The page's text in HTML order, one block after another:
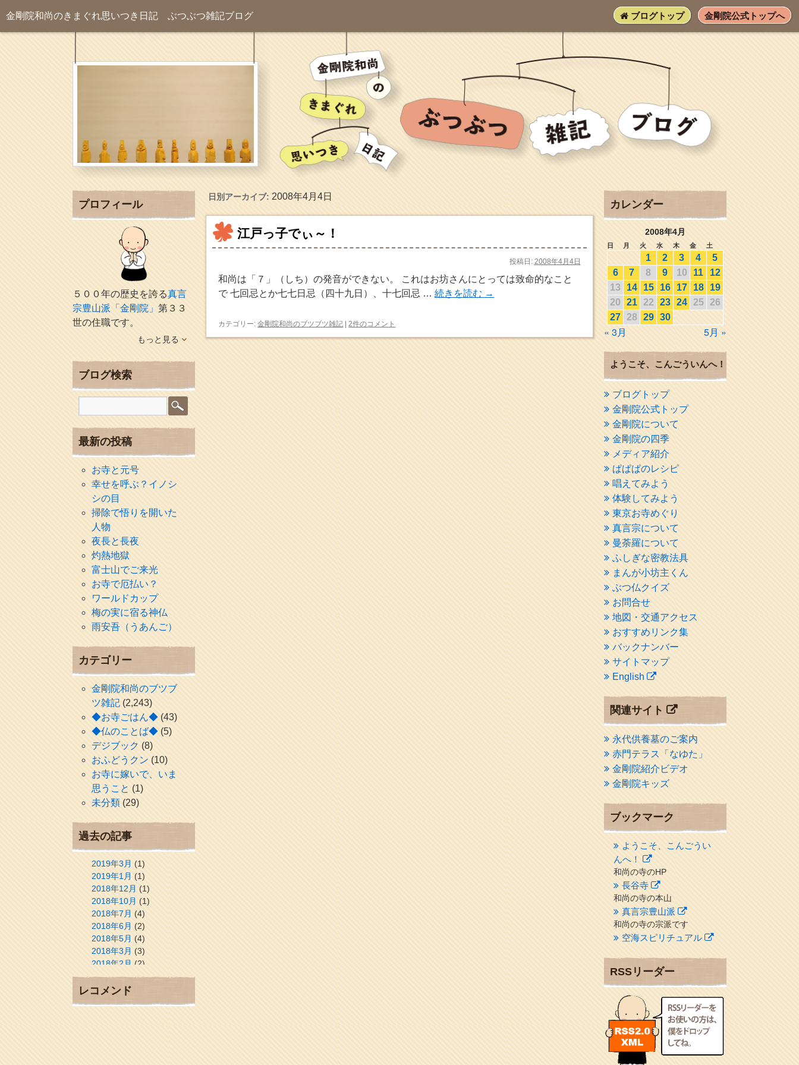
金剛院和尚のきまぐれ思いつき日記 ぶつぶつ雑記ブログ ブログトップ 金剛院公式トップへ
日別アーカイブ:2008年4月4日
江戸っ子でぃ～！
投稿日: 2008年4月4日
和尚は「７」（しち）の発音ができない。 これはお坊さんにとっては致命的なこと
で 七回忌とか七七日忌（四十九日）、十七回忌 …続きを読む →
カテゴリー: 金剛院和尚のブツブツ雑記 2件のコメント
プロフィール
５００年の歴史を誇る真言
宗豊山派「金剛院」第３３
世の住職です。
もっと見る
ブログ検索
最新の投稿
お寺と元号
幸せを呼ぶ？イノシ
シの目
掃除で悟りを開いた
人物
夜長と長夜
灼熱地獄
富士山でご来光
お寺で厄払い？
ワールドカップ
梅の実に宿る神仏
雨安吾（うあんご）
カテゴリー
金剛院和尚のブツブ
ツ雑記(2,243)
◆お寺ごはん◆(43)
◆仏のことば◆(5)
デジブック(8)
おふどうクン(10)
お寺に嫁いで、いま
思うこと(1)
未分類(29)
過去の記事
2019年3月(1)
2019年1月(1)
2018年12月(1)
2018年10月(1)
2018年7月(4)
2018年6月(2)
2018年5月(4)
2018年3月(3)
2018年2月(2)
2018年1月(2)
2017年12月
2017年10月(1)
2017年9月(4)
2017年8月(3)
2017年7月(1)
レコメンド
カレンダー
2008年4月
日 月 火 水 木 金 土
1 2 3 4
5
6
7 8 9 10 11
12
13
14 15 16 17 18
19
20
21 22 23 24 25
26
27
28 29 30
« 3月 5月 »
ようこそ、こんごういんへ！
ブログトップ
金剛院公式トップ
金剛院について
金剛院の四季
メディア紹介
ぱぱぱのレシピ
唱えてみよう
体験してみよう
東京お寺めぐり
真言宗について
曼荼羅について
ふしぎな密教法具
まんが小坊主くん
ぶつ仏クイズ
お問合せ
地図・交通アクセス
おすすめリンク集
バックナンバー
サイトマップ
English
関連サイト
永代供養墓のご案内
赤門テラス「なゆた」
金剛院紹介ビデオ
金剛院キッズ
ブックマーク
ようこそ、こんごうい
んへ！
和尚の寺のHP
長谷寺
和尚の寺の本山
真言宗豊山派
和尚の寺の宗派です
空海スピリチュアル
２１世紀を（空海）する情
クリプロホームページ
地域のライターさんです
小豆島 圓満寺
小豆島霊場第７４番のお寺
新聞屋の道具箱
新聞社で使われる用語の解
RSSリーダー